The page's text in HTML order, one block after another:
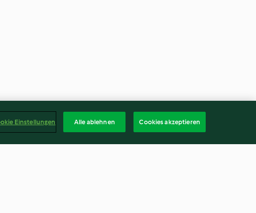
Einstellungen Alle ablehnen Cookies akzeptieren